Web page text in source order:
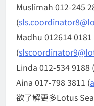
Muslimah 012-245
(
Madhu 012614 0181
(
Linda 012-534 9188 (
Aina 017-798 3811 (
欲了解更多Lotus